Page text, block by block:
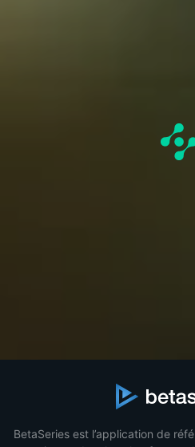
BetaSeries est l’application de